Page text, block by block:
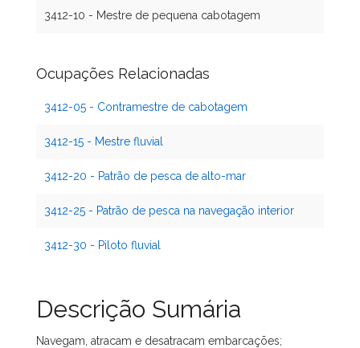
3412-10 - Mestre de pequena cabotagem
Ocupações Relacionadas
3412-05 - Contramestre de cabotagem
3412-15 - Mestre fluvial
3412-20 - Patrão de pesca de alto-mar
3412-25 - Patrão de pesca na navegação interior
3412-30 - Piloto fluvial
Descrição Sumária
Navegam, atracam e desatracam embarcações;